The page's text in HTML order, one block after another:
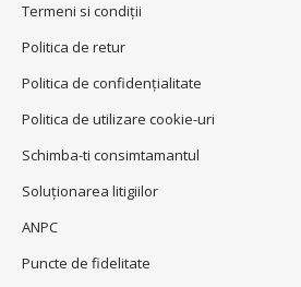
Termeni si condiţii
Politica de retur
Politica de confidenţialitate
Politica de utilizare cookie-uri
Schimba-ti consimtamantul
Soluționarea litigiilor
ANPC
Puncte de fidelitate